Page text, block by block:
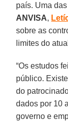
país. Uma
ANVISA,
sobre as
limites do
“Os estudos
público.
do
dados por 10
governo e